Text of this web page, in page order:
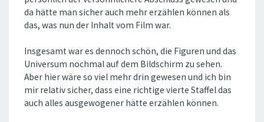
da hätte man sicher auch mehr erzählen können als
das, was nun der Inhalt vom Film war.
Insgesamt war es dennoch schön, die Figuren und das
Universum nochmal auf dem Bildschirm zu sehen.
Aber hier wäre so viel mehr drin gewesen und ich bin
mir relativ sicher, dass eine richtige vierte Staffel das
auch alles ausgewogener hätte erzählen können.